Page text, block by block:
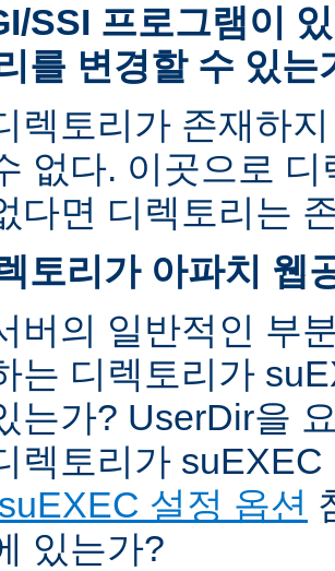
SSI 프로그램이
를 변경할 수 있는
렉토리가 존재하
없다. 이곳으로
다면 디렉토리는
토리가 아파치 웹
버의 일반적인 부
는 디렉토리가
는가? UserDir을
렉토리가
suEXEC 설정 옵션
있는가?